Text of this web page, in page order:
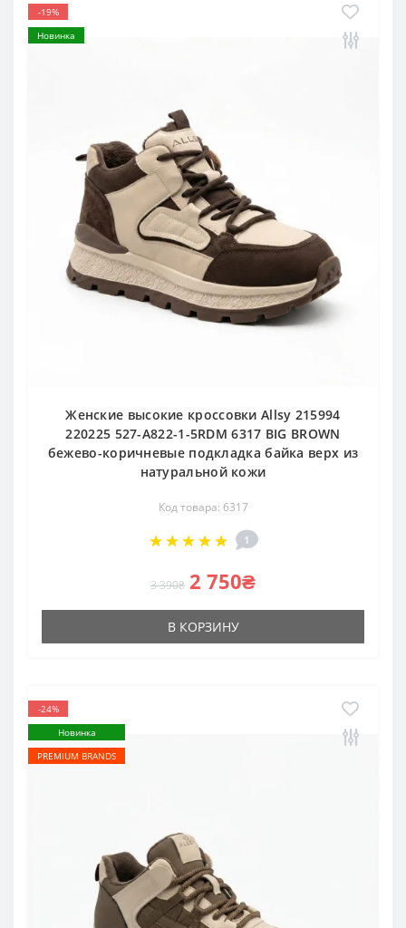
-19%
Новинка
Женские высокие кроссовки Allsy 215994
220225 527-A822-1-5RDM 6317 BIG BROWN
бежево-коричневые подкладка байка верх из
натуральной кожи
Код товара: 6317
1
3 390₴ 2 750₴
В КОРЗИНУ
-24%
Новинка
PREMIUM BRANDS